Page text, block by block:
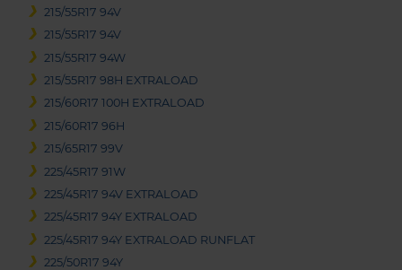
215/55R17 94V
215/55R17 94V
215/55R17 94W
215/55R17 98H EXTRALOAD
215/60R17 100H EXTRALOAD
215/60R17 96H
215/65R17 99V
225/45R17 91W
225/45R17 94V EXTRALOAD
225/45R17 94Y EXTRALOAD
225/45R17 94Y EXTRALOAD RUNFLAT
225/50R17 94Y